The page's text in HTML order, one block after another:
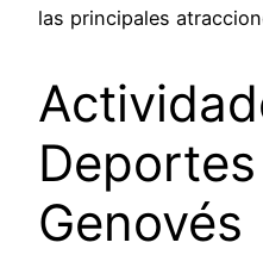
las principales
Genovés